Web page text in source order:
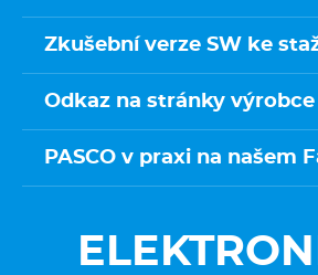
Zkušební verze SW ke
Odkaz na stránky
PASCO v praxi na našem